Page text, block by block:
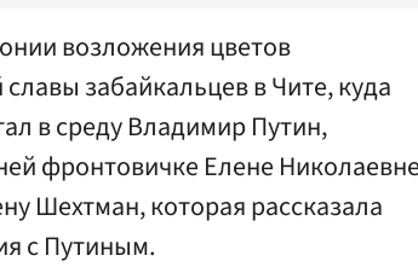
возложения цветов
забайкальцев в Чите, куда
в среду Владимир Путин,
фронтовичке Елене Николаевне
Шехтман, которая рассказала
с Путиным.